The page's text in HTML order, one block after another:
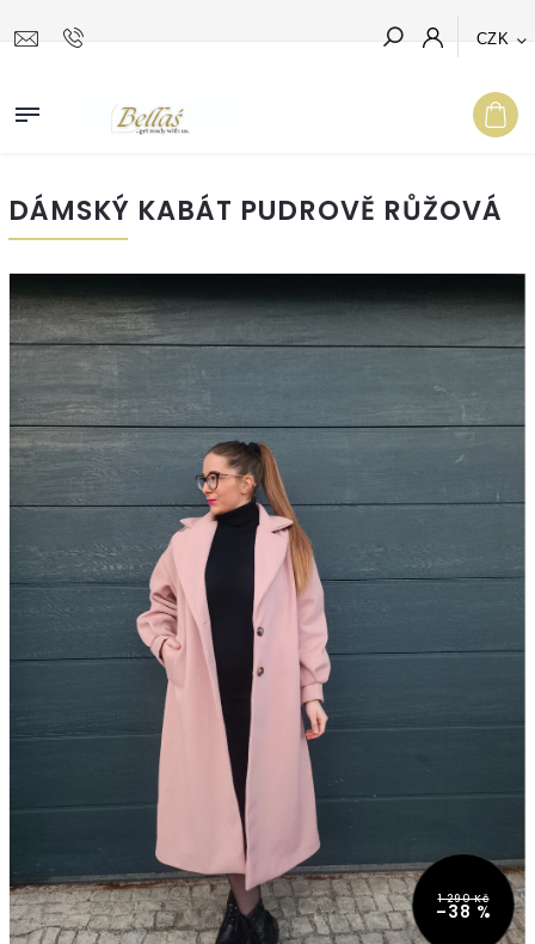
CZK
Hledat
DÁMSKÝ KABÁT PUDROVĚ RŮŽOVÁ
1 290 Kč
–38 %